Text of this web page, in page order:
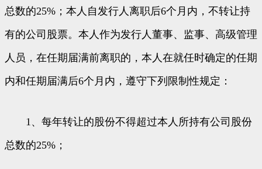
总数的25%；本人自发行人离职后6个月内，不转让持
有的公司股票。本人作为发行人董事、监事、高级管理
人员，在任期届满前离职的，本人在就任时确定的任期
内和任期届满后6个月内，遵守下列限制性规定：
1、每年转让的股份不得超过本人所持有公司股份
总数的25%；